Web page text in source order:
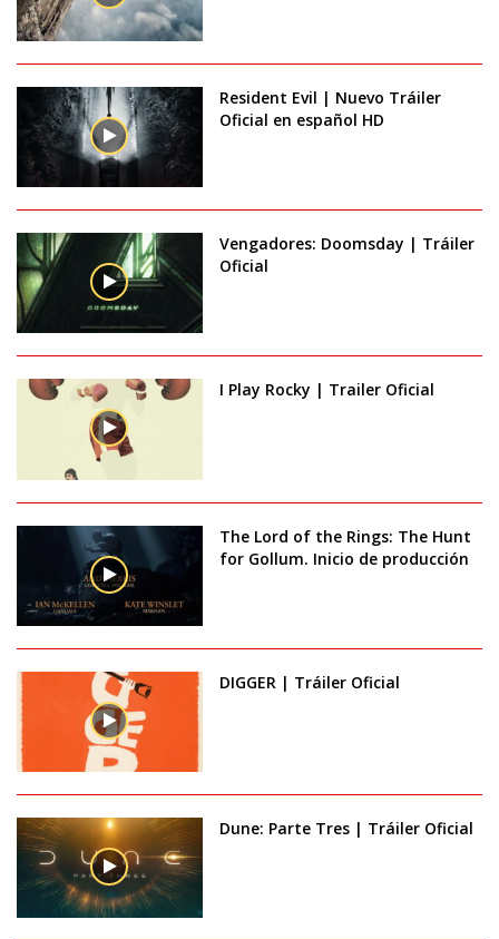
Resident Evil | Nuevo Tráiler
Oficial en español HD
Vengadores: Doomsday | Tráiler
Oficial
I Play Rocky | Trailer Oficial
The Lord of the Rings: The Hunt
for Gollum. Inicio de producción
DIGGER | Tráiler Oficial
Dune: Parte Tres | Tráiler Oficial